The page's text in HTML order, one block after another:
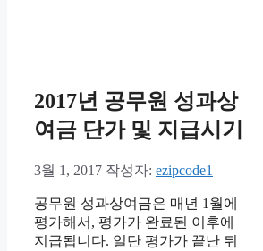
2017년 공무원 성과상
여금 단가 및 지급시기
3월 1, 2017 작성자: ezipcode1
공무원 성과상여금은 매년 1월에
평가해서, 평가가 완료된 이후에
지급됩니다. 일단 평가가 끝난 뒤